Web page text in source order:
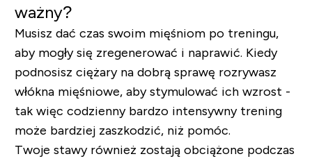
ważny?
Musisz dać czas swoim mięśniom po treningu,
aby mogły się zregenerować i naprawić. Kiedy
podnosisz ciężary na dobrą sprawę rozrywasz
włókna mięśniowe, aby stymulować ich wzrost -
tak więc codzienny bardzo intensywny trening
może bardziej zaszkodzić, niż pomóc.
Twoje stawy również zostają obciążone podczas